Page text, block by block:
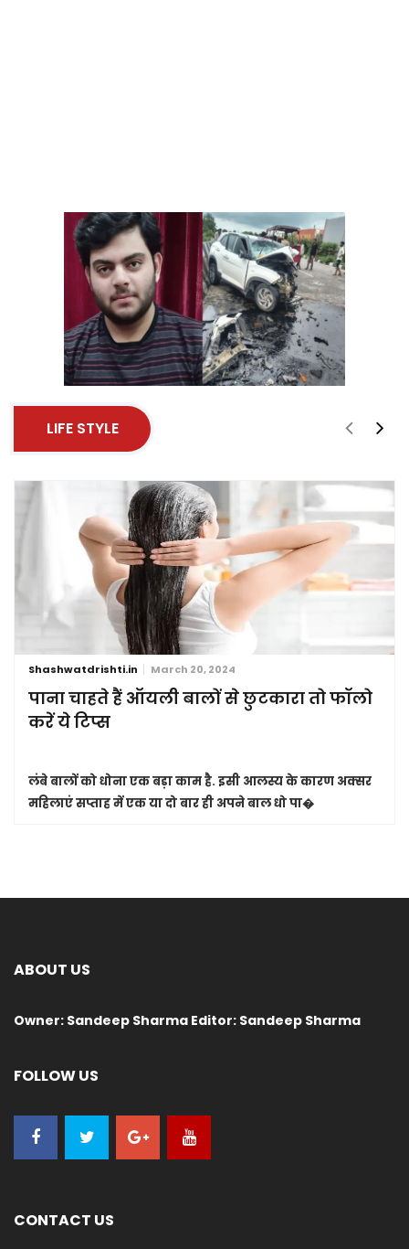
LIFE STYLE
Shashwatdrishti.in March 20, 2024
पाना चाहते हैं ऑयली बालों से छुटकारा तो फॉलो
करें ये टिप्स
लंबे बालों को धोना एक बड़ा काम है. इसी आलस्य के कारण अक्सर
महिलाएं सप्ताह में एक या दो बार ही अपने बाल धो पा�
ABOUT US
Owner: Sandeep Sharma Editor: Sandeep Sharma
FOLLOW US
CONTACT US